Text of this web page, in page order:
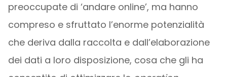
preoccupate di ‘andare online’, ma hanno
compreso e sfruttato l’enorme potenzialità
che deriva dalla raccolta e dall’elaborazione
dei dati a loro disposizione, cosa che gli ha